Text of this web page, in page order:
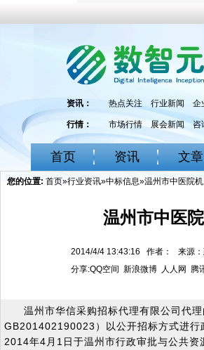
资讯： 热点关注 行业新闻 企
行情： 市场行情 展会新闻 咨
首页 资讯 文章
您的位置: 首页»行业资讯»中标信息»温州市中医院
温州市中医
2014/4/4 13:43:16 作者： 来源：
分享:QQ空间 新浪微博 人人网 腾
温州市华信采购招标代理有限公司代
GB201402190023）以公开招标方式进
2014年4月1日于温州市行政审批与公共